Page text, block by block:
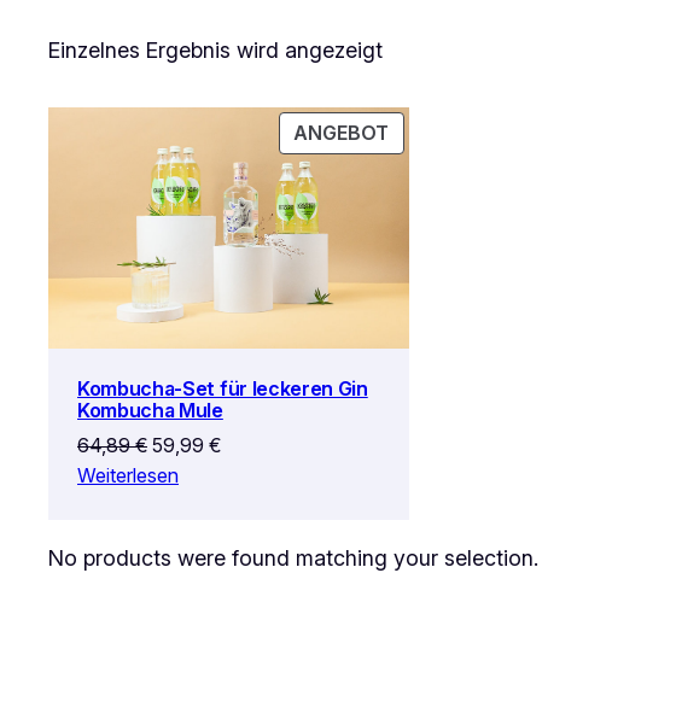
Einzelnes Ergebnis wird angezeigt
ANGEBOT
IM
Kombucha-Set für leckeren Gin
Kombucha Mule
64,89€ Ursprünglicher
Preis
59,99 €Aktueller
Weiterlesen
No products were found matching your selection.